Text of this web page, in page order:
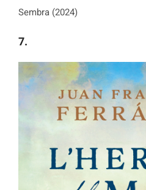
Sembra (2024)
7.